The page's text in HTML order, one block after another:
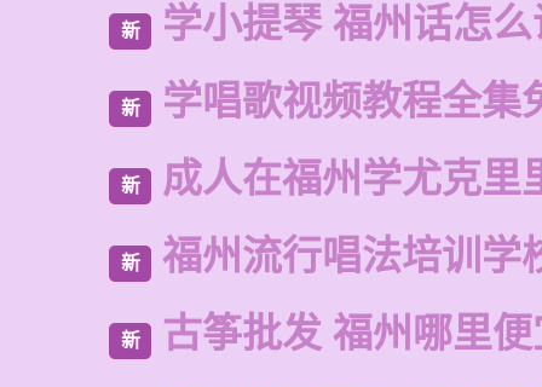
新 学小提琴 福州话怎
新 学唱歌视频教程全集
新 成人在福州学尤克里
新 福州流行唱法培训学
新 古筝批发 福州哪里便